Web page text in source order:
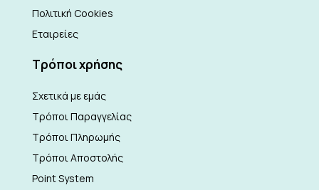
Πολιτική Cookies
Εταιρείες
Τρόποι χρήσης
Σχετικά με εμάς
Τρόποι Παραγγελίας
Τρόποι Πληρωμής
Τρόποι Αποστολής
Point System